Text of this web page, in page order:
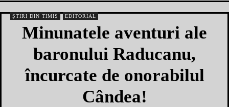
ȘTIRI DIN TIMIȘ EDITORIAL
Minunatele aventuri ale
baronului Raducanu,
încurcate de onorabilul
Cândea!